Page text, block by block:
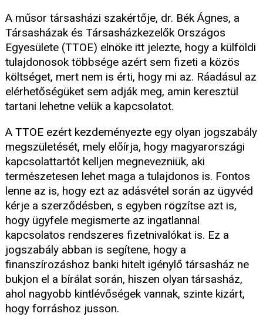
A műsor társasházi szakértője, dr. Bék Ágnes, a
Társasházak és Társasházkezelők Országos
Egyesülete (TTOE) elnöke itt jelezte, hogy a külföldi
tulajdonosok többsége azért sem fizeti a közös
költséget, mert nem is érti, hogy mi az. Ráadásul az
elérhetőségüket sem adják meg, amin keresztül
tartani lehetne velük a kapcsolatot.
A TTOE ezért kezdeményezte egy olyan jogszabály
megszületését, mely előírja, hogy magyarországi
kapcsolattartót kelljen megnevezniük, aki
természetesen lehet maga a tulajdonos is. Fontos
lenne az is, hogy ezt az adásvétel során az ügyvéd
kérje a szerződésben, s egyben rögzítse azt is,
hogy ügyfele megismerte az ingatlannal
kapcsolatos rendszeres fizetnivalókat is. Ez a
jogszabály abban is segítene, hogy a
finanszírozáshoz banki hitelt igénylő társasház ne
bukjon el a bírálat során, hiszen olyan társasház,
ahol nagyobb kintlévőségek vannak, szinte kizárt,
hogy forráshoz jusson.